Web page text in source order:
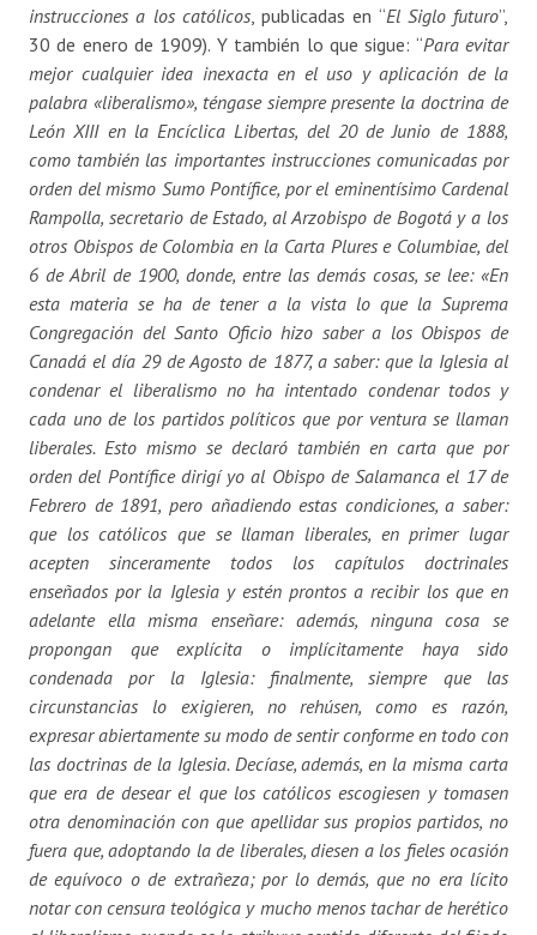
instrucciones a los católicos, publicadas en “El Siglo futuro”,
30 de enero de 1909). Y también lo que sigue: “Para evitar
mejor cualquier idea inexacta en el uso y aplicación de la
palabra «liberalismo», téngase siempre presente la doctrina de
León XIII en la Encíclica Libertas, del 20 de Junio de 1888,
como también las importantes instrucciones comunicadas por
orden del mismo Sumo Pontífice, por el eminentísimo Cardenal
Rampolla, secretario de Estado, al Arzobispo de Bogotá y a los
otros Obispos de Colombia en la Carta Plures e Columbiae, del
6 de Abril de 1900, donde, entre las demás cosas, se lee: «En
esta materia se ha de tener a la vista lo que la Suprema
Congregación del Santo Oficio hizo saber a los Obispos de
Canadá el día 29 de Agosto de 1877, a saber: que la Iglesia al
condenar el liberalismo no ha intentado condenar todos y
cada uno de los partidos políticos que por ventura se llaman
liberales. Esto mismo se declaró también en carta que por
orden del Pontífice dirigí yo al Obispo de Salamanca el 17 de
Febrero de 1891, pero añadiendo estas condiciones, a saber:
que los católicos que se llaman liberales, en primer lugar
acepten sinceramente todos los capítulos doctrinales
enseñados por la Iglesia y estén prontos a recibir los que en
adelante ella misma enseñare: además, ninguna cosa se
propongan que explícita o implícitamente haya sido
condenada por la Iglesia: finalmente, siempre que las
circunstancias lo exigieren, no rehúsen, como es razón,
expresar abiertamente su modo de sentir conforme en todo con
las doctrinas de la Iglesia. Decíase, además, en la misma carta
que era de desear el que los católicos escogiesen y tomasen
otra denominación con que apellidar sus propios partidos, no
fuera que, adoptando la de liberales, diesen a los fieles ocasión
de equívoco o de extrañeza; por lo demás, que no era lícito
notar con censura teológica y mucho menos tachar de herético